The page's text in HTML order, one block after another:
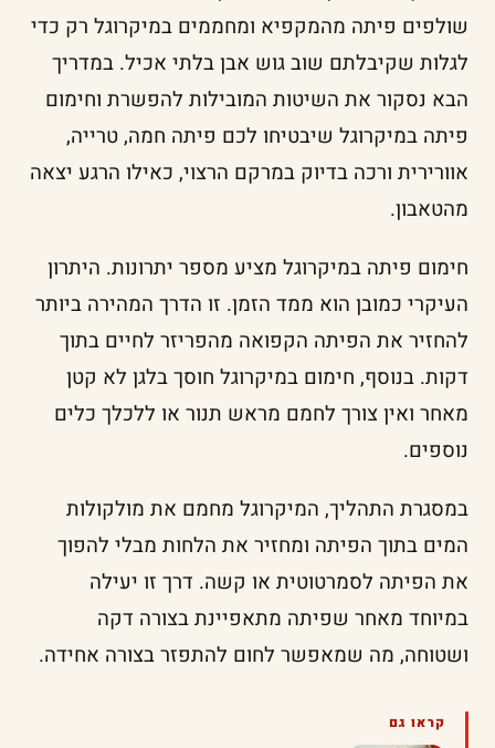
שולפים פיתה מהמקפיא ומחממים במיקרוגל רק כדי
לגלות שקיבלתם שוב גוש אבן בלתי אכיל. במדריך
הבא נסקור את השיטות המובילות להפשרת וחימום
פיתה במיקרוגל שיבטיחו לכם פיתה חמה, טרייה,
אוורירית ורכה בדיוק במרקם הרצוי, כאילו הרגע יצאה
מהטאבון.
חימום פיתה במיקרוגל מציע מספר יתרונות. היתרון
העיקרי כמובן הוא ממד הזמן. זו הדרך המהירה ביותר
להחזיר את הפיתה הקפואה מהפריזר לחיים בתוך
דקות. בנוסף, חימום במיקרוגל חוסך בלגן לא קטן
מאחר ואין צורך לחמם מראש תנור או ללכלך כלים
נוספים.
במסגרת התהליך, המיקרוגל מחמם את מולקולות
המים בתוך הפיתה ומחזיר את הלחות מבלי להפוך
את הפיתה לסמרטוטית או קשה. דרך זו יעילה
במיוחד מאחר שפיתה מתאפיינת בצורה דקה
ושטוחה, מה שמאפשר לחום להתפזר בצורה אחידה.
קראו גם